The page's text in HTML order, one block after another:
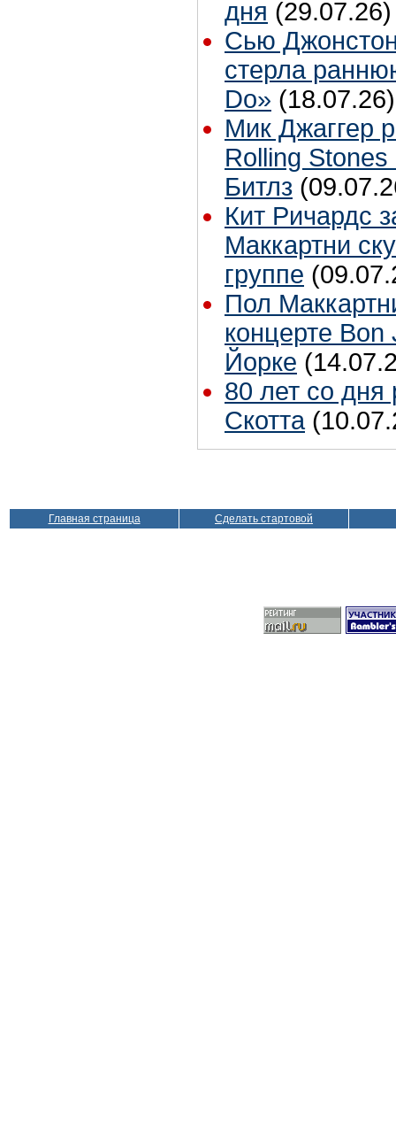
дня (29.07.26)
Сью
стерла
Do» (18.07.26)
Мик Джаггер
Rolling Stones
Битлз
Кит Ричардс
Маккартни
группе
Пол
концерте
Йорке
80 лет со
Скотта
Главная страница Сделать стартовой